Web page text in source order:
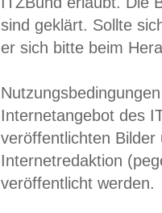
sind geklärt. Sollte
er sich bitte beim
Internetangebot des
veröffentlichten
Internetredaktion
veröffentlicht werden.